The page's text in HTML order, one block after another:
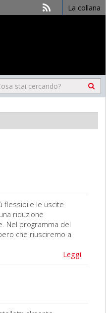
La collana
flessibile le uscite
riduzione
Nel programma del
che riusciremo a
Leggi